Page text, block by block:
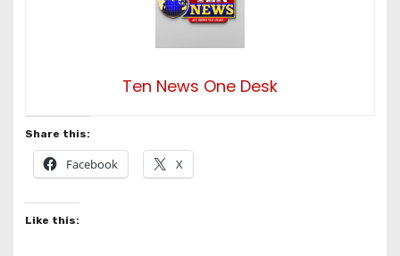
Ten News One Desk
Share this:
Facebook X
Like this: